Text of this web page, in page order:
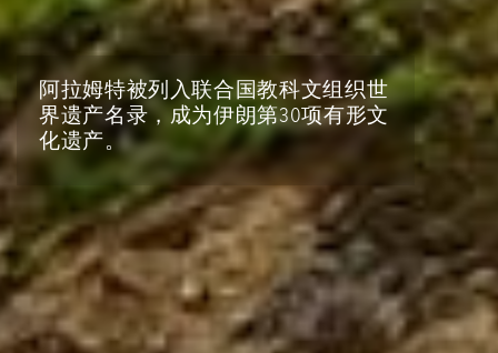
阿拉姆特被列入联合国教科文组织世
界遗产名录，成为伊朗第30项有形文
化遗产。